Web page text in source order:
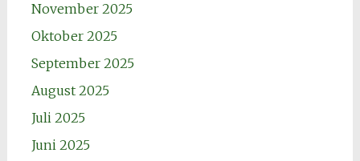
November 2025
Oktober 2025
September 2025
August 2025
Juli 2025
Juni 2025